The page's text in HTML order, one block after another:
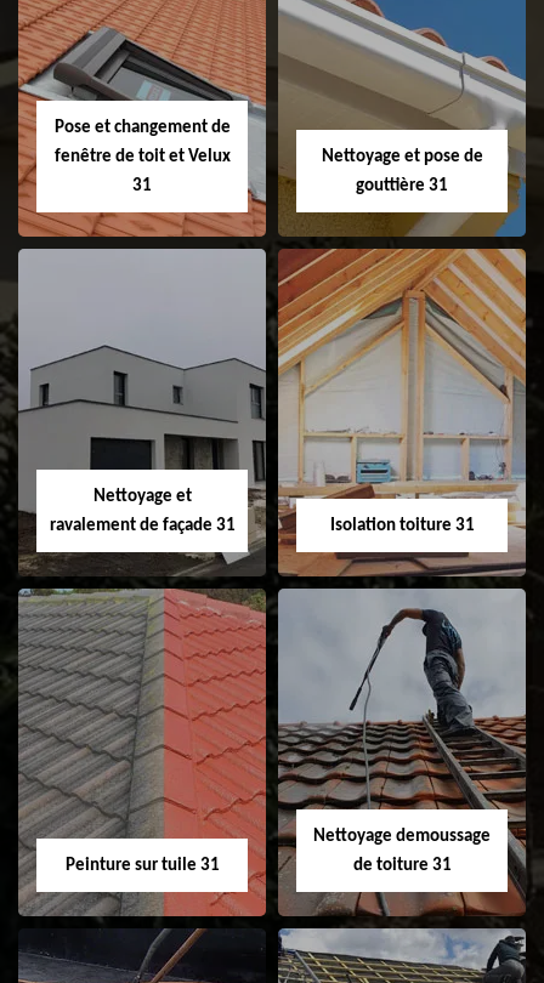
Couvreur 31
Etanchéité de
faitage et faitière
31
Pose et changement de
fenêtre de toit et Velux
31
Pose et
changement de
fenêtre de toit et
Velux 31
Nettoyage et pose de
gouttière 31
Nettoyage et pose
Nettoyage et
ravalement de façade 31
Nettoyage et
ravalement de
façade 31
Isolation toiture 31
Isolation toiture 31
Peinture sur tuile 31
Nettoyage demoussage
de toiture 31